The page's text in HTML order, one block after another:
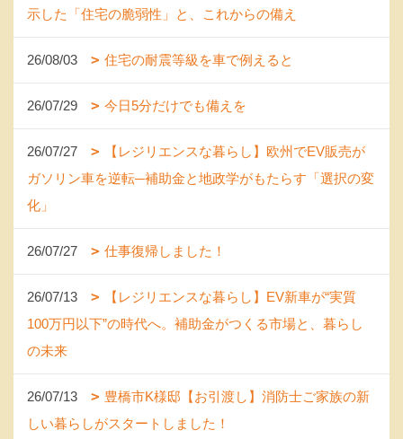
示した「住宅の脆弱性」と、これからの備え
26/08/03 住宅の耐震等級を車で例えると
26/07/29 今日5分だけでも備えを
26/07/27
【レジリエンスな暮らし】欧州でEV販売が
ガソリン車を逆転─補助金と地政学がもたらす「選択の変
化」
26/07/27 仕事復帰しました！
26/07/13
【レジリエンスな暮らし】EV新車が“実質
100万円以下”の時代へ。補助金がつくる市場と、暮らし
の未来
26/07/13
豊橋市K様邸【お引渡し】消防士ご家族の新
しい暮らしがスタートしました！